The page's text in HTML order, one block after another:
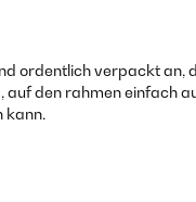
ordentlich verpackt an,
den rahmen einfach
kann.